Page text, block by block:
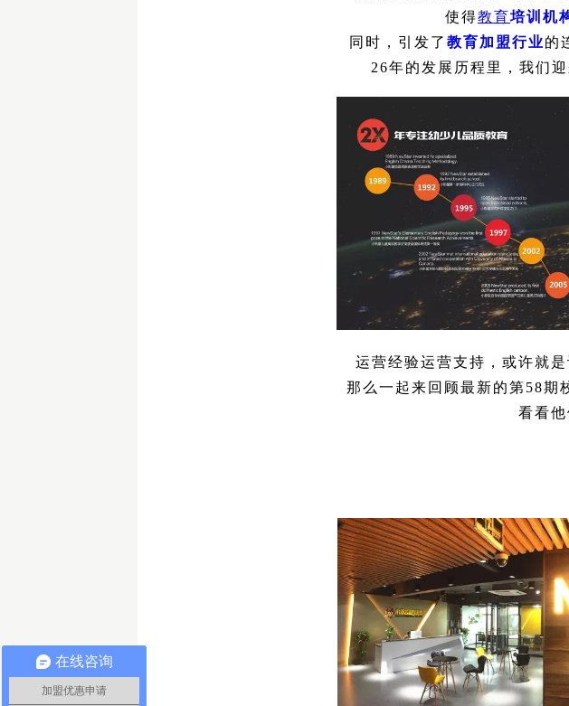
使得教育培训机
同时，引发了 教育加盟行业的
26年的发展历程里，我们
运营经验运营支持，或许就
那么一起来回顾最新的第58期
看看
在线咨询
加盟优惠申请